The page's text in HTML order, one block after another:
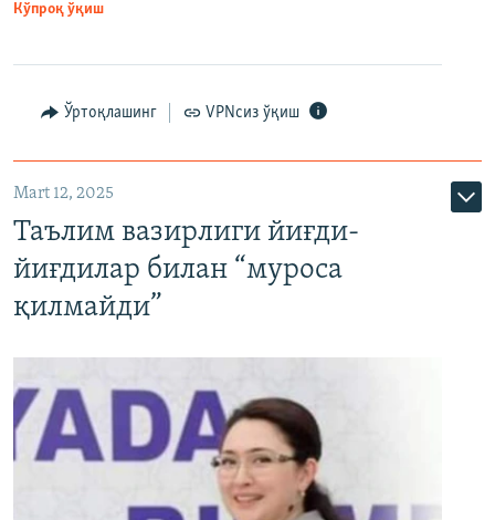
Кўпроқ ўқиш
Ўртоқлашинг VPNсиз ўқиш
Mart 12, 2025
Таълим вазирлиги йиғди-
йиғдилар билан “муроса
қилмайди”